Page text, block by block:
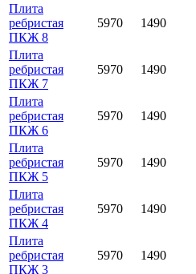
Плита
ребристая
ПКЖ 8
5970 1490
Плита
ребристая
ПКЖ 7
5970 1490
Плита
ребристая
ПКЖ 6
5970 1490
Плита
ребристая
ПКЖ 5
5970 1490
Плита
ребристая
ПКЖ 4
5970 1490
Плита
ребристая
ПКЖ 3
5970 1490